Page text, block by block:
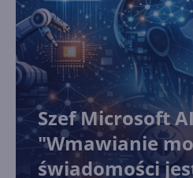
Szef Microsoft
"Wmawianie
świadomości